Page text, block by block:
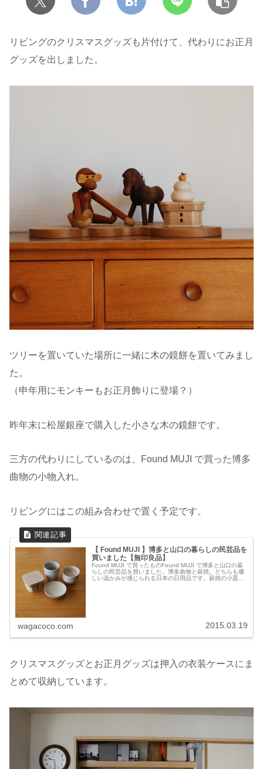
リビングのクリスマスグッズも片付けて、代わりにお正月
グッズを出しました。
ツリーを置いていた場所に一緒に木の鏡餅を置いてみまし
た。
（申年用にモンキーもお正月飾りに登場？）
昨年末に松屋銀座で購入した小さな木の鏡餅です。
三方の代わりにしているのは、Found MUJI で買った博多
曲物の小物入れ。
リビングにはこの組み合わせで置く予定です。
【 Found MUJI 】博多と山口の暮らしの民芸品を
買いました【無印良品】
Found MUJI で買ったものFound MUJI で博多と山口の暮
らしの民芸品を買いました。博多曲物と萩焼。どちらも優
しい温かみが感じられる日本の日用品です。萩焼の小皿と
wagacoco.com 2015.03.19
クリスマスグッズとお正月グッズは押入の衣装ケースにま
とめて収納しています。